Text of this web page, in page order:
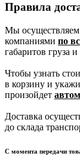
Правила
Мы осуществляем
компаниями по
габаритов груза
Чтобы узнать
в корзину и
произойдет
Доставка
до склада
С момента передачи